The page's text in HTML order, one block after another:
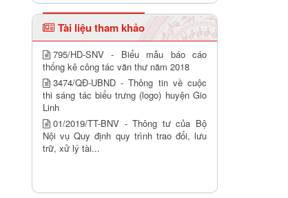
Tài liệu tham khảo
795/HD-SNV - Biểu mẫu báo cáo
thống kê công tác văn thư năm 2018
3474/QĐ-UBND - Thông tin về cuộc
thi sáng tác biểu trưng (logo) huyện Gio
Linh
01/2019/TT-BNV - Thông tư của Bộ
Nội vụ Quy định quy trình trao đổi, lưu
trữ, xử lý tài...